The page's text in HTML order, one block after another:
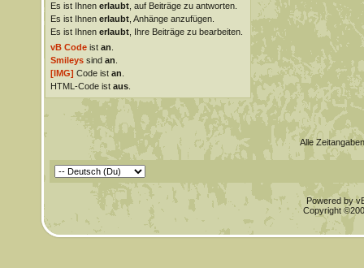
Es ist Ihnen erlaubt, auf Beiträge zu antworten.
Es ist Ihnen erlaubt, Anhänge anzufügen.
Es ist Ihnen erlaubt, Ihre Beiträge zu bearbeiten.
vB Codeist an
Smileyssind an
[IMG] Code ist an
HTML-Code ist aus.
Alle
Powered by
Copyright